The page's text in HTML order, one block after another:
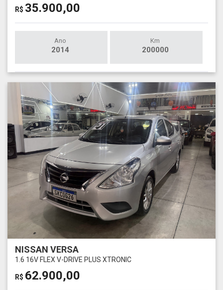
R$ 35.900,00
Ano
2014
Km
200000
NISSAN VERSA
1.6 16V FLEX V-DRIVE PLUS XTRONIC
R$ 62.900,00